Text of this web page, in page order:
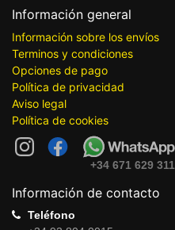
Información general
Información sobre los envíos
Terminos y condiciones
Opciones de pago
Política de privacidad
Aviso legal
Política de cookies
+34 671 629 311
Información de contacto
Teléfono